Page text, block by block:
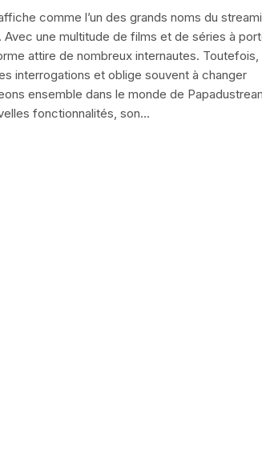
comme l’un des grands noms du
Avec une multitude de films et de séries à
attire de nombreux internautes. Toutefois,
interrogations et oblige souvent à changer
ensemble dans le monde de
fonctionnalités, son…